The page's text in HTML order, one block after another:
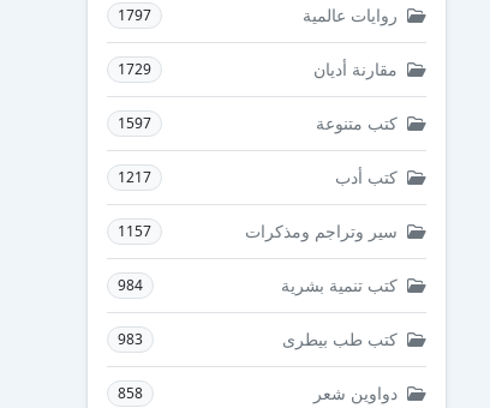
روايات عالمية 1797
مقارنة أديان 1729
كتب متنوعة 1597
كتب أدب 1217
سير وتراجم ومذكرات 1157
كتب تنمية بشرية 984
كتب طب بيطرى 983
دواوين شعر 858